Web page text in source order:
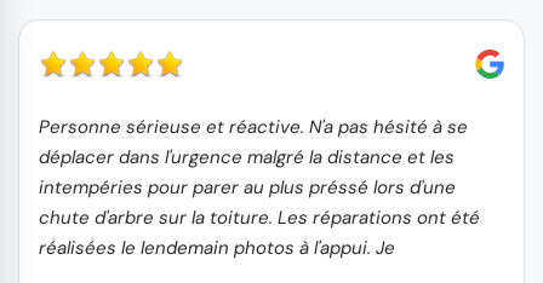
Personne sérieuse et réactive. N'a pas hésité à se
déplacer dans l'urgence malgré la distance et les
intempéries pour parer au plus préssé lors d'une
chute d'arbre sur la toiture. Les réparations ont été
réalisées le lendemain photos à l'appui. Je